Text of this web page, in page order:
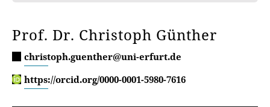
Prof. Dr. Christoph Günther
christoph.guenther@uni-erfurt.de
https://orcid.org/0000-0001-5980-7616